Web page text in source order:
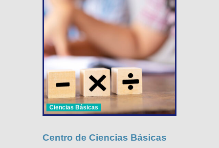
Ciencias Básicas
Centro de Ciencias Básicas